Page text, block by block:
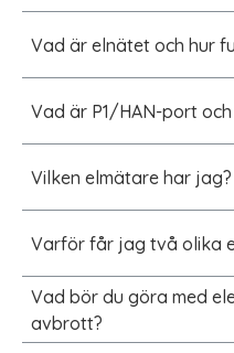
Vad är elnätet och hur
Vad är P1/HAN-port
Vilken elmätare har jag?
Varför får jag två olika
Vad bör du göra med
avbrott?